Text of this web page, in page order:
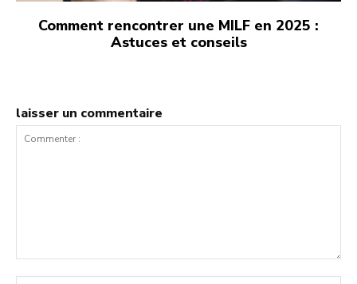
Comment rencontrer une MILF en 2025 :
Astuces et conseils
laisser un commentaire